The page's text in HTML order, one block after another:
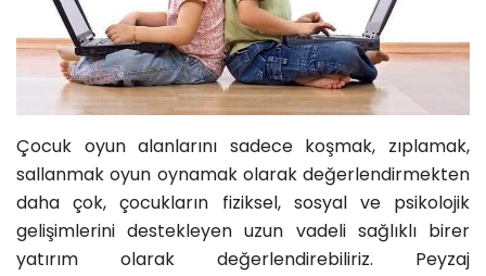
Çocuk oyun alanlarını sadece koşmak, zıplamak,
sallanmak oyun oynamak olarak değerlendirmekten
daha çok, çocukların fiziksel, sosyal ve psikolojik
gelişimlerini destekleyen uzun vadeli sağlıklı birer
yatırım olarak değerlendirebiliriz. Peyzaj